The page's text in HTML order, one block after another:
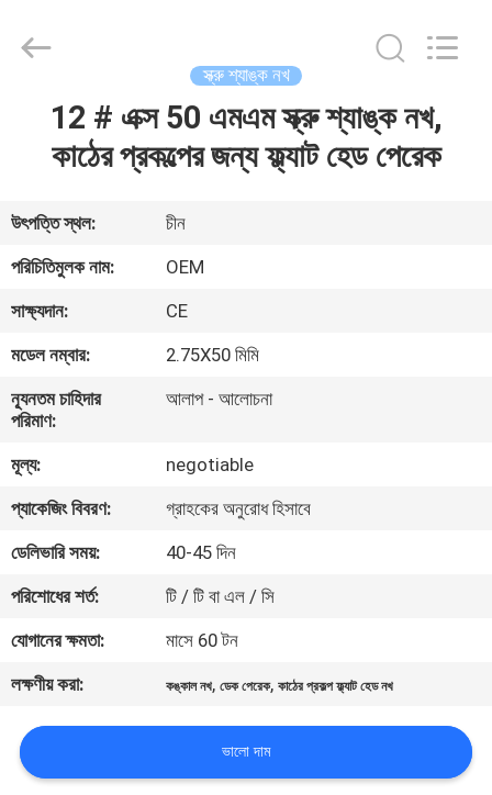
আমাদের
সম্পর্কে
কারখানা
ভ্রমণ
মান
নিয়ন্ত্রণ
যোগাযোগ
করুন
উদ্ধৃতির
জন্য
আবেদন
Business
License.
স্ক্রু শ্যাঙ্ক নখ
12 # এক্স 50 এমএম স্ক্রু শ্যাঙ্ক নখ,
কাঠের প্রকল্পের জন্য ফ্ল্যাট হেড পেরেক
উৎপত্তি স্থল:
চীন
পরিচিতিমুলক নাম:
OEM
সাক্ষ্যদান:
CE
মডেল নম্বার:
2.75X50 মিমি
ন্যূনতম চাহিদার
পরিমাণ:
আলাপ - আলোচনা
মূল্য:
negotiable
প্যাকেজিং বিবরণ:
গ্রাহকের অনুরোধ হিসাবে
ডেলিভারি সময়:
40-45 দিন
পরিশোধের শর্ত:
টি / টি বা এল / সি
যোগানের ক্ষমতা:
মাসে 60 টন
লক্ষণীয় করা:
কঙ্কাল নখ,ডেক পেরেক,কাঠের প্রকল্প ফ্ল্যাট হেড নখ
ভালো দাম